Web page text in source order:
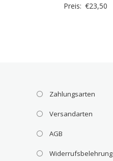
Preis: €23,50
Zahlungsarten
Versandarten
AGB
Widerrufsbelehrung